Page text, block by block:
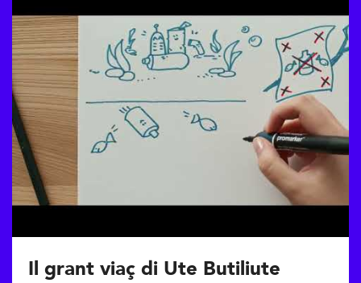
Il grant viaç di Ute Butiliute